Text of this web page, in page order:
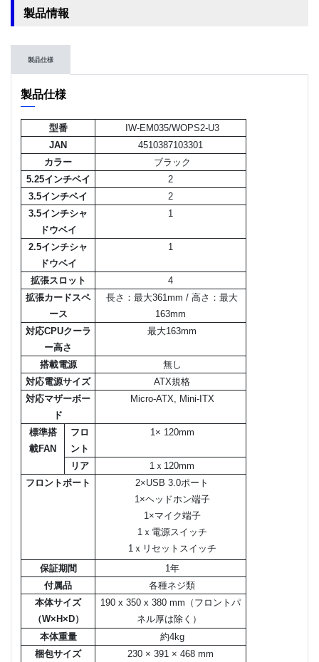
製品情報
製品仕様
製品仕様
型番
IW-EM035/WOPS2-U3
JAN
4510387103301
カラー
ブラック
5.25インチベイ
2
3.5インチベイ
2
3.5インチシャ
ドウベイ
1
2.5インチシャ
ドウベイ
1
拡張スロット
4
拡張カードスペ
ース
長さ：最大361mm / 高さ：最大
163mm
対応CPUクーラ
ー高さ
最大163mm
搭載電源
無し
対応電源サイズ
ATX規格
対応マザーボー
ド
Micro-ATX, Mini-ITX
標準搭
載FAN
フロ
ント
1× 120mm
リア
1ｘ120mm
フロントポート
2×USB 3.0ポート
1×ヘッドホン端子
1×マイク端子
1ｘ電源スイッチ
1ｘリセットスイッチ
保証期間
1年
付属品
各種ネジ類
本体サイズ
（W×H×D）
190 x 350 x 380 mm（フロントパ
ネル厚は除く）
本体重量
約4kg
梱包サイズ
230 × 391 × 468 mm